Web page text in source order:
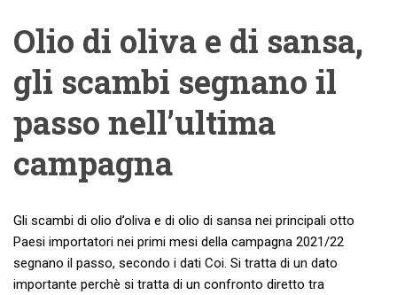
Olio di oliva e di sansa,
gli scambi segnano il
passo nell’ultima
campagna
Gli scambi di olio d’oliva e di olio di sansa nei principali otto
Paesi importatori nei primi mesi della campagna 2021/22
segnano il passo, secondo i dati Coi. Si tratta di un dato
importante perchè si tratta di un confronto diretto tra